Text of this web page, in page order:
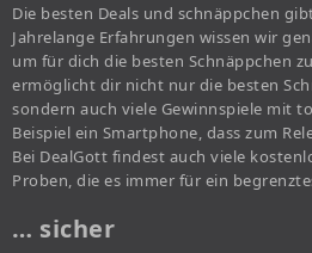
Die besten Deals und schnäppchen
Jahrelange Erfahrungen wissen wir
um für dich die besten Schnäppchen
ermöglicht dir nicht nur die besten
sondern auch viele Gewinnspiele mit
Beispiel ein Smartphone, dass zum
Bei DealGott findest auch viele
Proben, die es immer für ein
… sicher